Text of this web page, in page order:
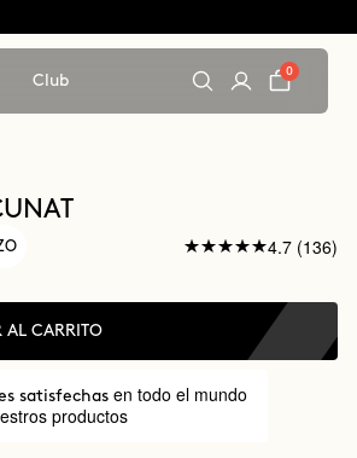
Club
0
4.7 (136)
AL CARRITO
satisfechas en todo el mundo
productos